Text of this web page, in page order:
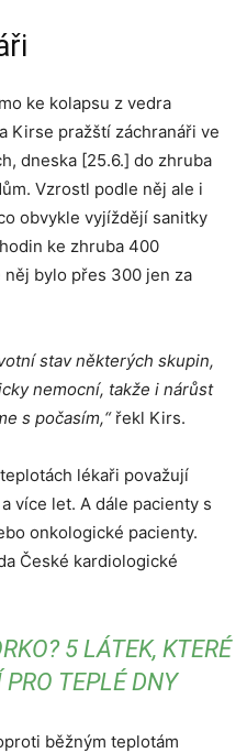
ke kolapsu z vedra
Kirse pražští záchranáři ve
dneska [25.6.] do zhruba
Vzrostl podle něj ale i
obvykle vyjíždějí sanitky
ke zhruba 400
bylo přes 300 jen za
stav některých skupin,
nemocní, takže i nárůst
s počasím,“řekl Kirs.
lékaři považují
více let. A dále pacienty s
onkologické pacienty.
České kardiologické
5 LÁTEK, KTERÉ
TEPLÉ DNY
běžným teplotám